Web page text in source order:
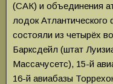
(САК) и объединения
лодок
состояли из четырёх
Барксдейл (штат
Массачусетс), 15-й
16-й авиабазы